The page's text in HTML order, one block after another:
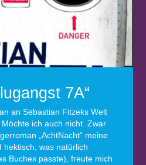
7A“
an Sebastian Fitzeks Welt
ich auch nicht. Zwar
„AchtNacht“ meine
hektisch, was natürlich
Buches passte), freute mich